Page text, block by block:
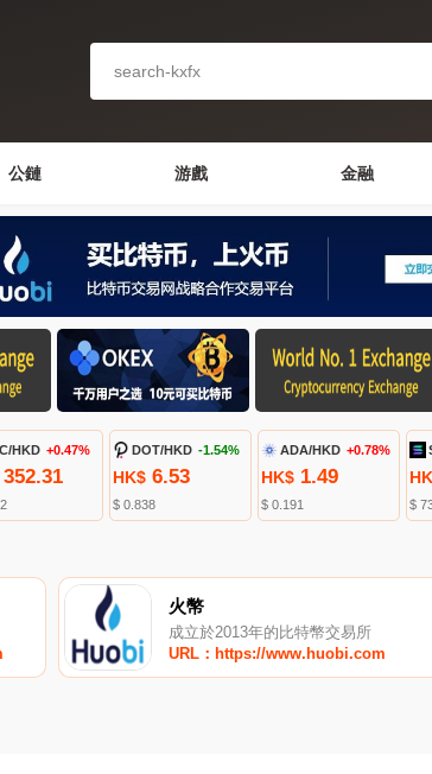
公鏈 游戲 金融
HKD +0.47% DOT/HKD -1.54%
HK$6.53
$ 0.838
ADA/HKD +0.78%
HK$1.49
$ 0.191 $
火幣
成立於2013年的比特幣交易所
URL：https://www.huobi.com